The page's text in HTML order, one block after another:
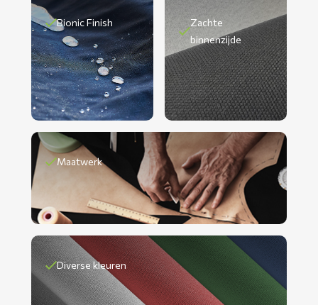
Bionic Finish
Zachte
binnenzijde
Maatwerk
Diverse kleuren